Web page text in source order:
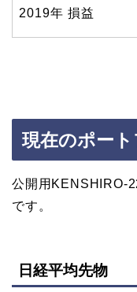
2019年 損益
現在のポー
公開用KENSHIRO-
です。
日経平均先物